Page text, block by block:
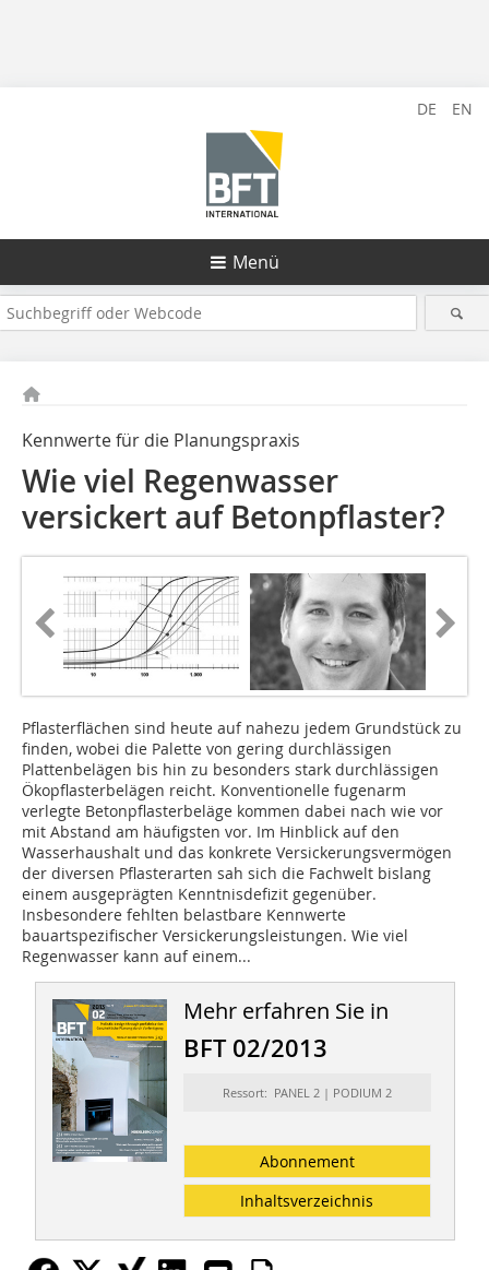
DE EN
Menü
Kennwerte für die Planungspraxis
Wie viel Regenwasser
versickert auf Betonpflaster?
Pflasterflächen sind heute auf nahezu jedem Grundstück zu
finden, wobei die Palette von gering durchlässigen
Plattenbelägen bis hin zu besonders stark durchlässigen
Ökopflasterbelägen reicht. Konventionelle fugenarm
verlegte Betonpflasterbeläge kommen dabei nach wie vor
mit Abstand am häufigsten vor. Im Hinblick auf den
Wasserhaushalt und das konkrete Versickerungsvermögen
der diversen Pflasterarten sah sich die Fachwelt bislang
einem ausgeprägten Kenntnisdefizit gegenüber.
Insbesondere fehlten belastbare Kennwerte
bauartspezifischer Versickerungsleistungen. Wie viel
Regenwasser kann auf einem...
Mehr erfahren Sie in
BFT 02/2013
Ressort: PANEL 2 | PODIUM 2
Abonnement
Inhaltsverzeichnis